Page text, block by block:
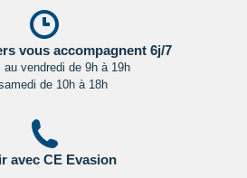
vous accompagnent 6j/7
au vendredi de 9h à 19h
de 10h à 18h
avec CE Evasion